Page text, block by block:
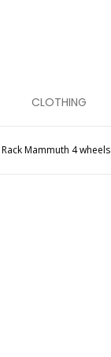
CLOTHING
Rack Mammuth 4 wheels